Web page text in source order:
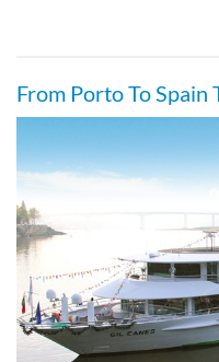
From Porto To Spain